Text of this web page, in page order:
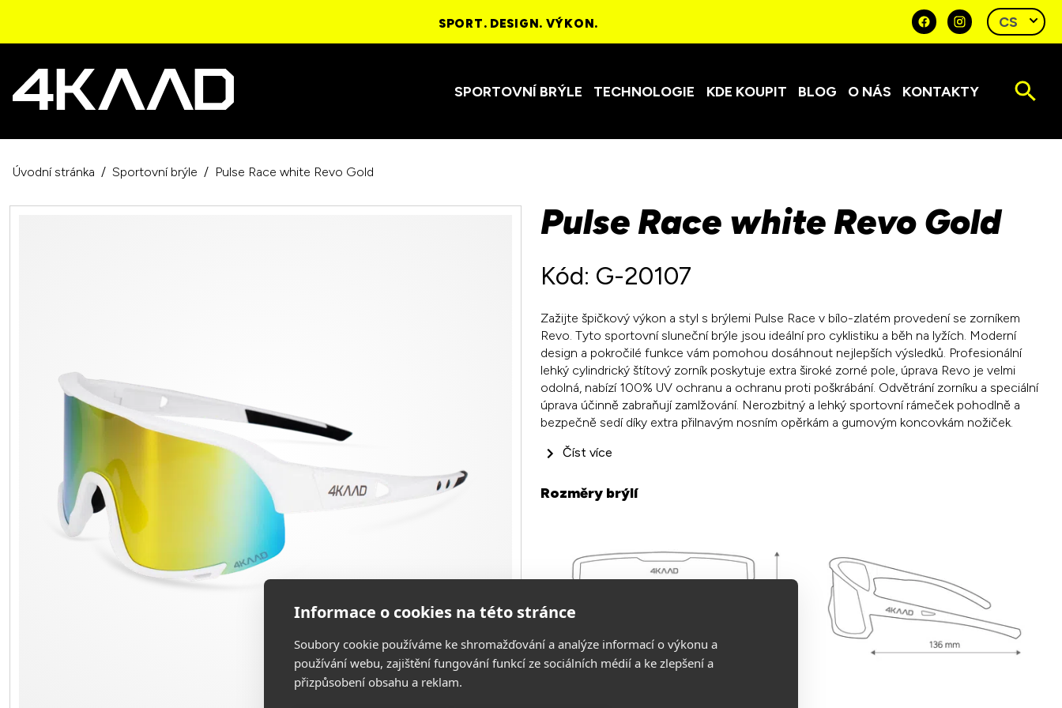
Informace o cookies na této stránce
Soubory cookie používáme ke shromažďování a analýze informací o výkonu a
používání webu, zajištění fungování funkcí ze sociálních médií a ke zlepšení a
přizpůsobení obsahu a reklam.
SPORT. DESIGN. VÝKON.
SPORTOVNÍ BRÝLE TECHNOLOGIE KDE KOUPIT BLOG O NÁS KONTAKTY
Úvodní stránka Sportovní brýle Pulse Race white Revo Gold
Pulse Race white Revo Gold
Kód: G-20107
Zažijte špičkový výkon a styl s brýlemi Pulse Race v bílo-zlatém provedení se zorníkem
Revo. Tyto sportovní sluneční brýle jsou ideální pro cyklistiku a běh na lyžích. Moderní
design a pokročilé funkce vám pomohou dosáhnout nejlepších výsledků. Profesionální
lehký cylindrický štítový zorník poskytuje extra široké zorné pole, úprava Revo je velmi
odolná, nabízí 100% UV ochranu a ochranu proti poškrábání. Odvětrání zorníku a speciální
úprava účinně zabraňují zamlžování. Nerozbitný a lehký sportovní rámeček pohodlně a
bezpečně sedí díky extra přilnavým nosním opěrkám a gumovým koncovkám nožiček.
Číst více
Rozměry brýlí